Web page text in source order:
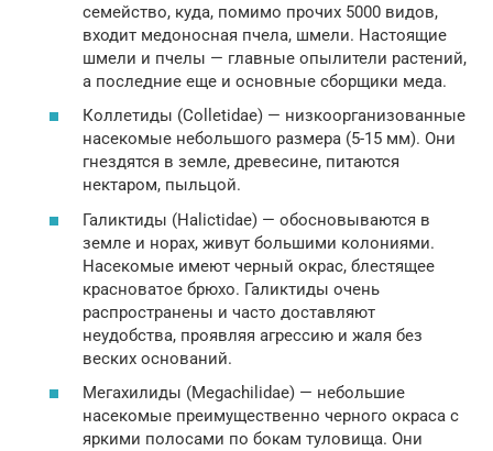
семейство, куда, помимо прочих 5000 видов,
входит медоносная пчела, шмели. Настоящие
шмели и пчелы — главные опылители растений,
а последние еще и основные сборщики меда.
Коллетиды (Colletidae) — низкоорганизованные
насекомые небольшого размера (5-15 мм). Они
гнездятся в земле, древесине, питаются
нектаром, пыльцой.
Галиктиды (Halictidae) — обосновываются в
земле и норах, живут большими колониями.
Насекомые имеют черный окрас, блестящее
красноватое брюхо. Галиктиды очень
распространены и часто доставляют
неудобства, проявляя агрессию и жаля без
веских оснований.
Мегахилиды (Megachilidae) — небольшие
насекомые преимущественно черного окраса с
яркими полосами по бокам туловища. Они